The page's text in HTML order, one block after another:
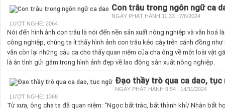
Con trâu trong ngôn ngữ ca
NGÀY PHÁT HÀNH 11:33 | 7/6/2024
LƯỢT NGHE: 2064
Nói đến hình ảnh con trâu là nói đến nền sản xuất nông nghiệp và văn hoá
công nghiệp, chúng ta ít thấy hình ảnh con trâu kéo cày trên cánh đồng
vẫn còn lại những câu ca cho thấy quan niệm của cha ông về một loài vật
là ân tình gửi gắm trong hình ảnh đẹp về lao động sản xuất nông nghiệp.
Đạo thầy trò qua ca dao, tục
NGÀY PHÁT HÀNH 9:54 | 14/11/2024
LƯỢT NGHE: 1368
Từ xưa, ông cha ta đã quan niệm: “Ngọc bất trác, bất thành khí/ Nhân bất